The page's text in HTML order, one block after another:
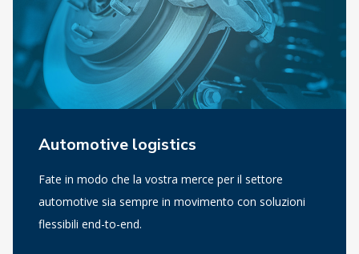
Automotive logistics
Fate in modo che la vostra merce per il settore
automotive sia sempre in movimento con soluzioni
flessibili end-to-end.